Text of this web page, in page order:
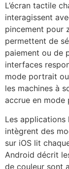
L’écran tactile
interagissent
pincement pour
permettent de
paiement ou de
interfaces
mode portrait
les machines à
accrue en
Les applications
intègrent des
sur iOS lit
Android décrit
de couleur sont